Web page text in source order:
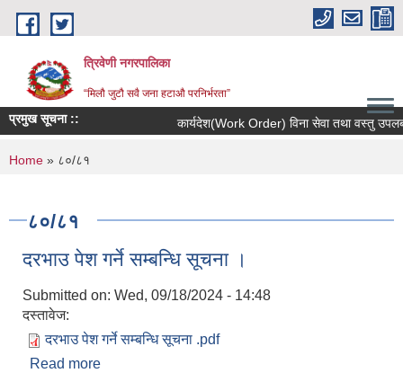
Skip to main content
त्रिवेणी नगरपालिका
“मिलौ जुटौ सवै जना हटाऔ परनिर्भरता”
प्रमुख सूचना :: कार्यदेश(Work Order) विना सेवा तथा वस्तु उपलब्ध
You are here
Home » ८०/८१
८०/८१
दरभाउ पेश गर्ने सम्बन्धि सूचना ।
Submitted on: Wed, 09/18/2024 - 14:48
दस्तावेज:
दरभाउ पेश गर्ने सम्बन्धि सूचना .pdf
Read more